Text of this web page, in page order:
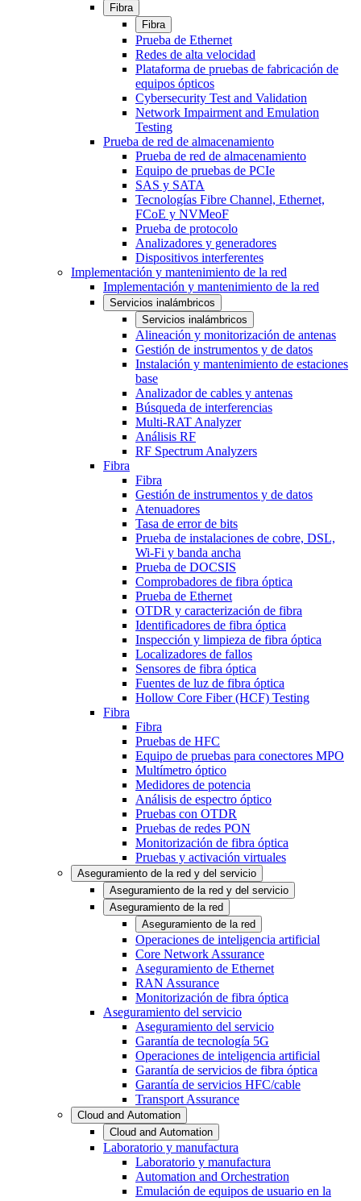
Fibra
Fibra
Prueba de Ethernet
Redes de alta velocidad
Plataforma de pruebas de fabricación de
equipos ópticos
Cybersecurity Test and Validation
Network Impairment and Emulation
Testing
Prueba de red de almacenamiento
Prueba de red de almacenamiento
Equipo de pruebas de PCIe
SAS y SATA
Tecnologías Fibre Channel, Ethernet,
FCoE y NVMeoF
Prueba de protocolo
Analizadores y generadores
Dispositivos interferentes
Implementación y mantenimiento de la red
Implementación y mantenimiento de la red
Servicios inalámbricos
Servicios inalámbricos
Alineación y monitorización de antenas
Gestión de instrumentos y de datos
Instalación y mantenimiento de estaciones
base
Analizador de cables y antenas
Búsqueda de interferencias
Multi-RAT Analyzer
Análisis RF
RF Spectrum Analyzers
Fibra
Fibra
Gestión de instrumentos y de datos
Atenuadores
Tasa de error de bits
Prueba de instalaciones de cobre, DSL,
Wi-Fi y banda ancha
Prueba de DOCSIS
Comprobadores de fibra óptica
Prueba de Ethernet
OTDR y caracterización de fibra
Identificadores de fibra óptica
Inspección y limpieza de fibra óptica
Localizadores de fallos
Sensores de fibra óptica
Fuentes de luz de fibra óptica
Hollow Core Fiber (HCF) Testing
Fibra
Fibra
Pruebas de HFC
Equipo de pruebas para conectores MPO
Multímetro óptico
Medidores de potencia
Análisis de espectro óptico
Pruebas con OTDR
Pruebas de redes PON
Monitorización de fibra óptica
Pruebas y activación virtuales
Aseguramiento de la red y del servicio
Aseguramiento de la red y del servicio
Aseguramiento de la red
Aseguramiento de la red
Operaciones de inteligencia artificial
Core Network Assurance
Aseguramiento de Ethernet
RAN Assurance
Monitorización de fibra óptica
Aseguramiento del servicio
Aseguramiento del servicio
Garantía de tecnología 5G
Operaciones de inteligencia artificial
Garantía de servicios de fibra óptica
Garantía de servicios HFC/cable
Transport Assurance
Cloud and Automation
Cloud and Automation
Laboratorio y manufactura
Laboratorio y manufactura
Automation and Orchestration
Emulación de equipos de usuario en la